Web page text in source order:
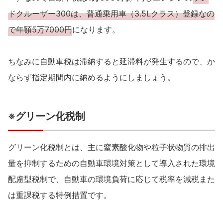
ドクルーザー300は、普通乗用車（3.5Lクラス）登録なの
で年額5万7000円になります。
ちなみに自動車税は滞納すると延滞料が発生するので、か
ならず指定期間内に納めるようにしましょう。
※グリーン化税制
グリーン化税制とは、主に窒素酸化物や粒子状物質の排出
量を抑制するための自動車環境対策として導入された環境
配慮型税制で、自動車の環境負荷に応じて税率を減税また
は重課税する特例措置です。